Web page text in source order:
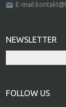
E-
NEWSLETTER
FOLLOW US